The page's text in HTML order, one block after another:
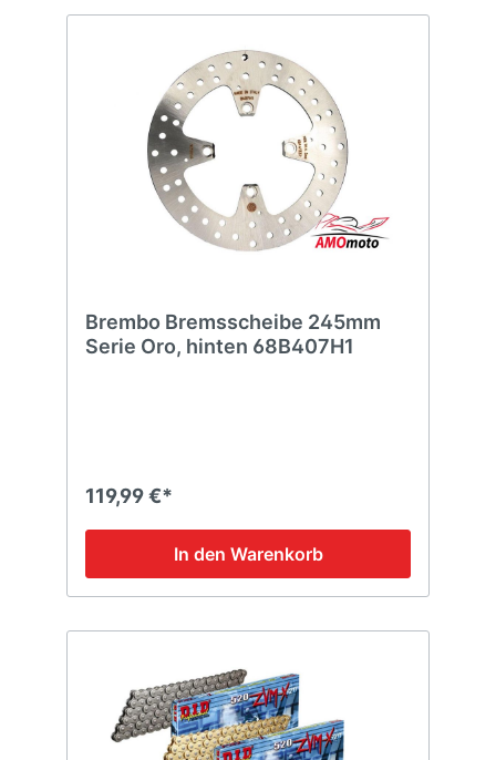
Brembo Bremsscheibe 245mm
Serie Oro, hinten 68B407H1
119,99 €*
In den Warenkorb